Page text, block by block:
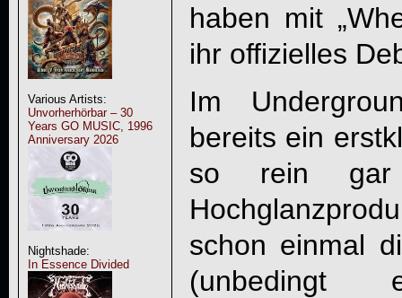
Various Artists:
Unvorherhörbar – 30
Years GO MUSIC, 1996
Anniversary 2026
Nightshade:
In Essence Divided
haben mit „
ihr offizielles
Im
bereits ein
so rein gar
schon einmal
(unbedingt